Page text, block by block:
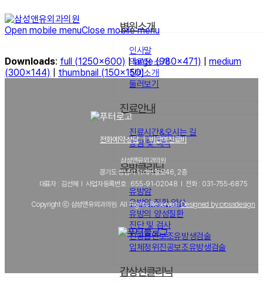
병원소개
인사말
의료진 소개
장비소개
둘러보기
진료안내
진료시간&오시는 길
상담 및 예약
유방클리닉
유방암
유방의 질환 양상
유방의 양성질환
진단 및 검사
진공흡인보조유방생검술
입체정위진공보조유방생검술
갑상선클리닉
Open mobile menuClose mobile menu
Downloads: full (1250x600) |large (980x471)
medium
(300x144)
thumbnail (150x150)
전화예약·상담｜비급여진료비
삼성앤유외과의원
경기도 성남시 위례서일로46, 2층
대표자 : 김선혜 l 사업자등록번호 : 655-91-02048 l 전화 : 031-755-6875
Copyright ⓒ 삼성앤유외과의원. All Rights Reserved.Designed by crossdesign